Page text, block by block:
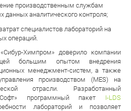
производственным службам
данных аналитического контроля;
специалистов лабораторий на
операций.
Химпром» доверило компании
большим опытом внедрения
менеджмент-систем, а также
производством (MES) на
отрасли. Разработанный
программный пакет I-LDS
лабораторий и позволяет